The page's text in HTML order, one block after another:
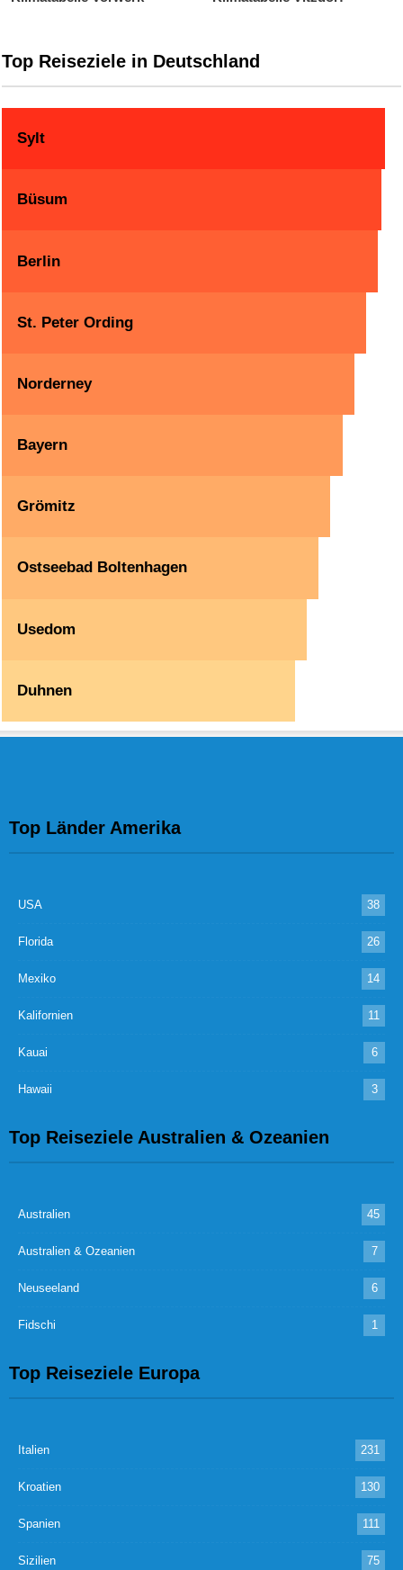
Top Reiseziele in Deutschland
Sylt
Büsum
Berlin
St. Peter Ording
Norderney
Bayern
Grömitz
Ostseebad Boltenhagen
Usedom
Duhnen
Top Länder Amerika
USA 38
Florida 26
Mexiko 14
Kalifornien 11
Kauai 6
Hawaii 3
Top Reiseziele Australien & Ozeanien
Australien 45
Australien & Ozeanien 7
Neuseeland 6
Fidschi 1
Top Reiseziele Europa
Italien 231
Kroatien 130
Spanien 111
Sizilien 75